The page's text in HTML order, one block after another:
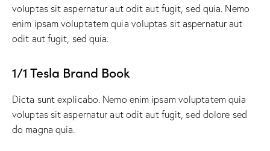
voluptas sit aspernatur aut odit aut fugit, sed quia. Nemo
enim ipsam voluptatem quia voluptas sit aspernatur aut
odit aut fugit, sed quia.
1/1 Tesla Brand Book
Dicta sunt explicabo. Nemo enim ipsam voluptatem quia
voluptas sit aspernatur aut odit aut fugit, sed dolore sed
do magna quia.